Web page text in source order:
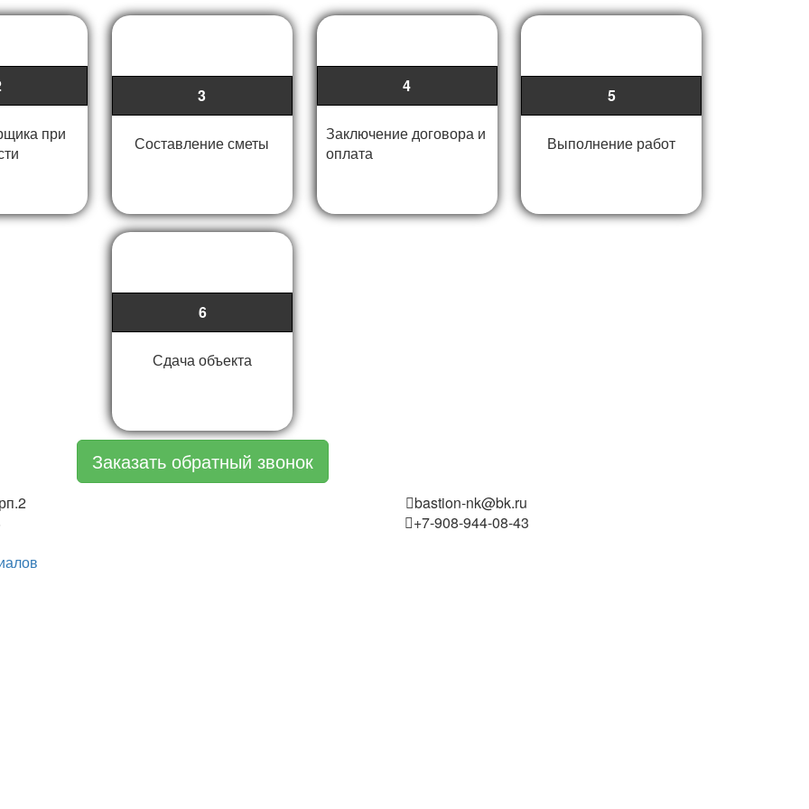
при
3
Составление сметы
4
Заключение договора и
оплата
5
Выполнение работ
6
Сдача объекта
Заказать обратный звонок
bastion-nk@bk.ru
+7-908-944-08-43